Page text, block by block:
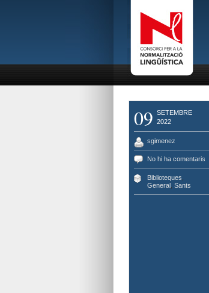
09 SETEMBRE
2022
sgimenez
No hi ha comentaris
Biblioteques
General, Sants